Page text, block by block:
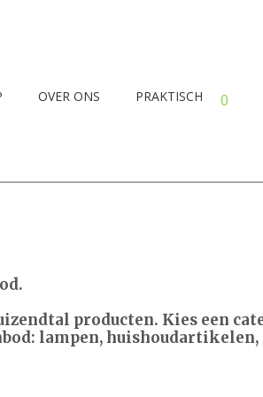
OVER ONS PRAKTISCH 0
producten. Kies een
lampen,